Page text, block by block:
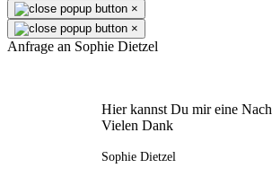
×
×
Anfrage an Sophie Dietzel
Hier kannst Du mir eine
Vielen Dank
Sophie Dietzel